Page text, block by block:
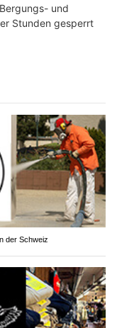
und
Stunden gesperrt
der Schweiz